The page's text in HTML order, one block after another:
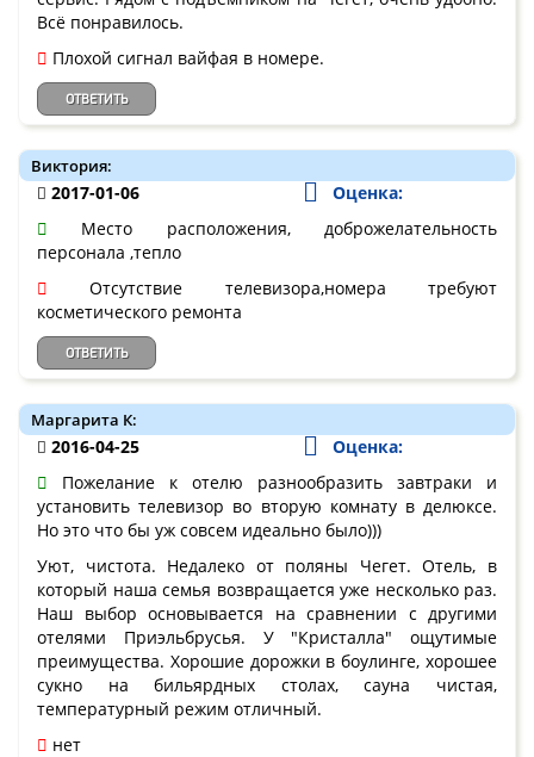
Всё понравилось.
Плохой сигнал вайфая в номере.
ОТВЕТИТЬ
Виктория:
2017-01-06
Оценка:
Место расположения, доброжелательность
персонала ,тепло
Отсутствие телевизора,номера требуют
косметического ремонта
ОТВЕТИТЬ
Маргарита К:
2016-04-25
Оценка:
Пожелание к отелю разнообразить завтраки и
установить телевизор во вторую комнату в делюксе.
Но это что бы уж совсем идеально было)))
Уют, чистота. Недалеко от поляны Чегет. Отель, в
который наша семья возвращается уже несколько раз.
Наш выбор основывается на сравнении с другими
отелями Приэльбрусья. У "Кристалла" ощутимые
преимущества. Хорошие дорожки в боулинге, хорошее
сукно на бильярдных столах, сауна чистая,
температурный режим отличный.
нет